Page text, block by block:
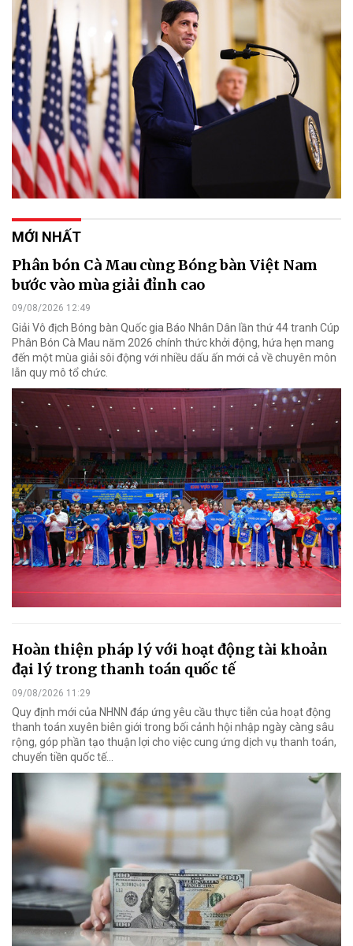
MỚI NHẤT
Phân bón Cà Mau cùng Bóng bàn Việt Nam
bước vào mùa giải đỉnh cao
09/08/2026 12:49
Giải Vô địch Bóng bàn Quốc gia Báo Nhân Dân lần thứ 44 tranh Cúp
Phân Bón Cà Mau năm 2026 chính thức khởi động, hứa hẹn mang
đến một mùa giải sôi động với nhiều dấu ấn mới cả về chuyên môn
lẫn quy mô tổ chức.
Hoàn thiện pháp lý với hoạt động tài khoản
đại lý trong thanh toán quốc tế
09/08/2026 11:29
Quy định mới của NHNN đáp ứng yêu cầu thực tiễn của hoạt động
thanh toán xuyên biên giới trong bối cảnh hội nhập ngày càng sâu
rộng, góp phần tạo thuận lợi cho việc cung ứng dịch vụ thanh toán,
chuyển tiền quốc tế...